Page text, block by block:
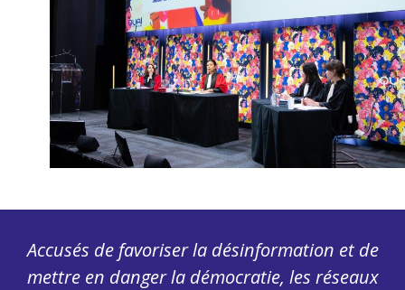
Accusés de favoriser la désinformation et de
mettre en danger la démocratie, les réseaux